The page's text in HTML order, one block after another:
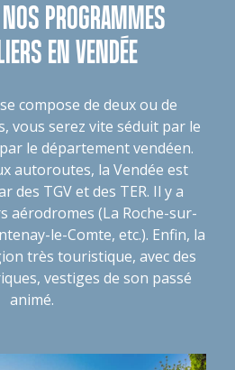
NOS PROGRAMMES
EN VENDÉE
compose de deux ou de
vous serez vite séduit par le
le département vendéen.
autoroutes, la Vendée est
des TGV et des TER. Il y a
aérodromes (La Roche-sur-
le-Comte, etc.). Enfin, la
très touristique, avec des
vestiges de son passé
animé.